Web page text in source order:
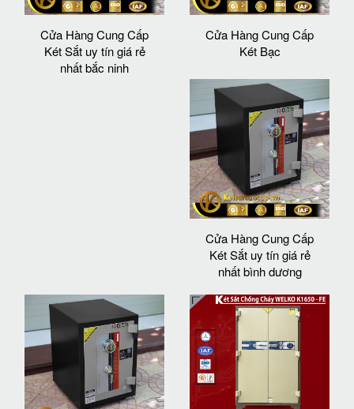
Cửa Hàng Cung Cấp
Két Sắt uy tín giá rẻ
nhất bắc ninh
Cửa Hàng Cung Cấp
Két Bạc
Cửa Hàng Cung Cấp
Két Sắt uy tín giá rẻ
nhất bình dương